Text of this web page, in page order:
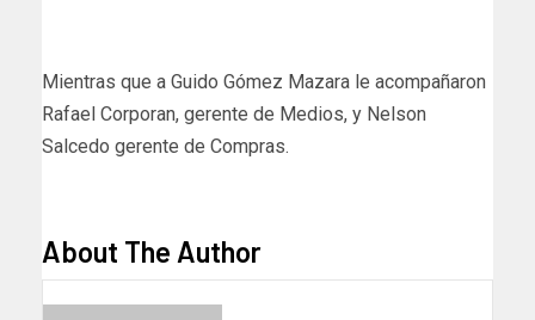
Mientras que a Guido Gómez Mazara le acompañaron
Rafael Corporan, gerente de Medios, y Nelson
Salcedo gerente de Compras.
About The Author